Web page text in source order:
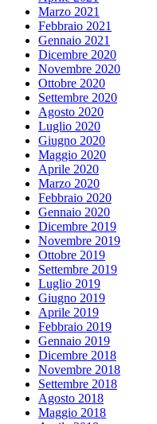
Marzo 2021
Febbraio 2021
Gennaio 2021
Dicembre 2020
Novembre 2020
Ottobre 2020
Settembre 2020
Agosto 2020
Luglio 2020
Giugno 2020
Maggio 2020
Aprile 2020
Marzo 2020
Febbraio 2020
Gennaio 2020
Dicembre 2019
Novembre 2019
Ottobre 2019
Settembre 2019
Luglio 2019
Giugno 2019
Aprile 2019
Febbraio 2019
Gennaio 2019
Dicembre 2018
Novembre 2018
Settembre 2018
Agosto 2018
Maggio 2018